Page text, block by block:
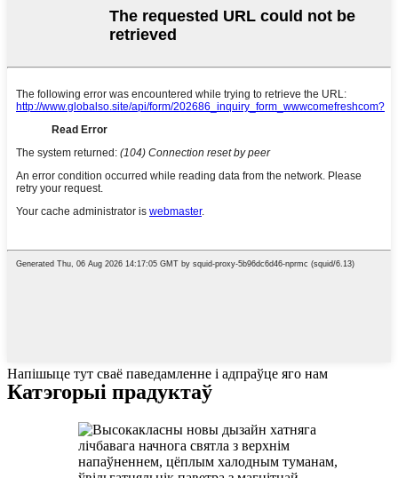
Напішыце тут сваё паведамленне і адпраўце яго нам
Катэгорыі прадуктаў